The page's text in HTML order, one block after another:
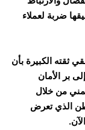
ضربة لعملاء
ثقته الكبيرة بأن
بر الأمان
من خلال
الذي تعرض